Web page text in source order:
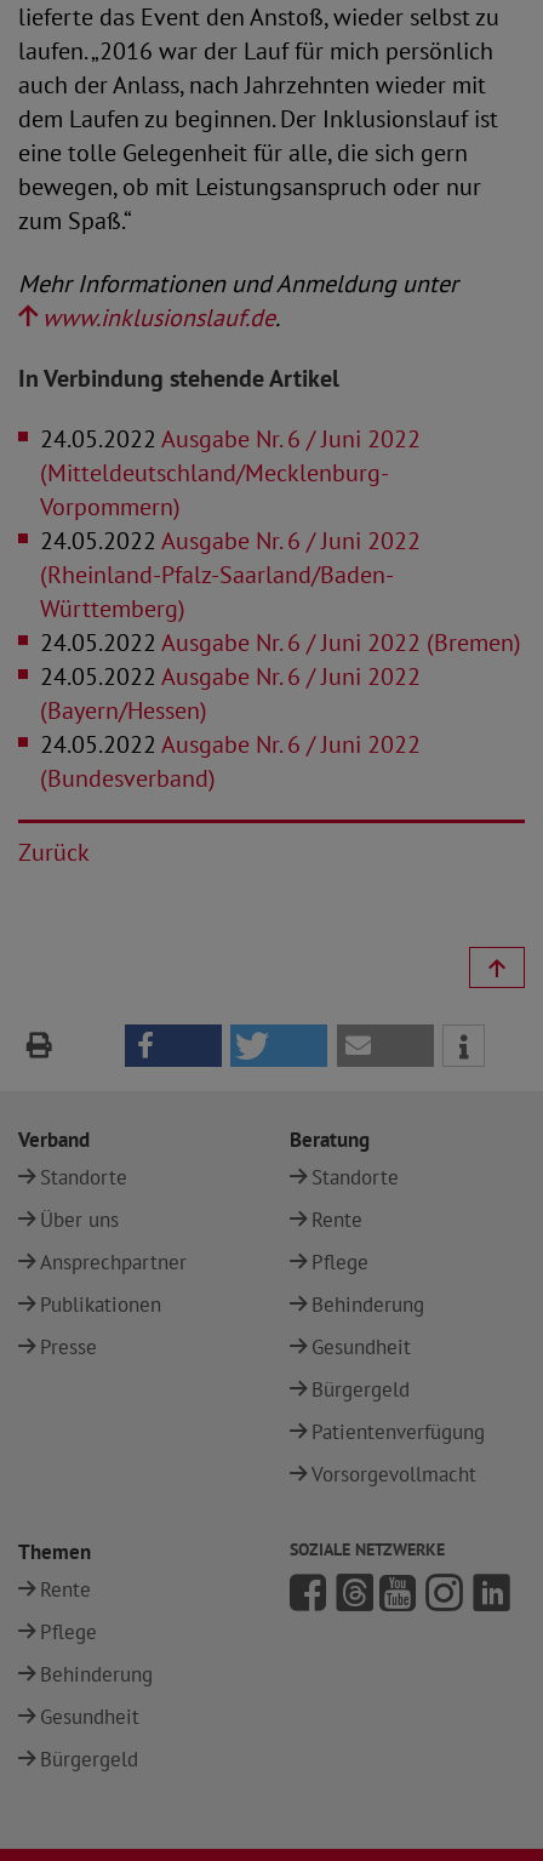
lieferte das Event den Anstoß, wieder selbst zu
laufen. „2016 war der Lauf für mich persönlich
auch der Anlass, nach Jahrzehnten wieder mit
dem Laufen zu beginnen. Der Inklusionslauf ist
eine tolle Gelegenheit für alle, die sich gern
bewegen, ob mit Leistungsanspruch oder nur
zum Spaß.“
Mehr Informationen und Anmeldung unter
www.inklusionslauf.de.
In Verbindung stehende Artikel
24.05.2022Ausgabe Nr. 6 / Juni 2022
(Mitteldeutschland/Mecklenburg-
Vorpommern)
24.05.2022Ausgabe Nr. 6 / Juni 2022
(Rheinland-Pfalz-Saarland/Baden-
Württemberg)
24.05.2022Ausgabe Nr. 6 / Juni 2022 (Bremen)
24.05.2022Ausgabe Nr. 6 / Juni 2022
(Bayern/Hessen)
24.05.2022Ausgabe Nr. 6 / Juni 2022
(Bundesverband)
Zurück
Verband
Standorte
Über uns
Ansprechpartner
Publikationen
Presse
Beratung
Standorte
Rente
Pflege
Behinderung
Gesundheit
Bürgergeld
Patientenverfügung
Vorsorgevollmacht
Themen
Rente
Pflege
Behinderung
Gesundheit
Bürgergeld
SOZIALE NETZWERKE